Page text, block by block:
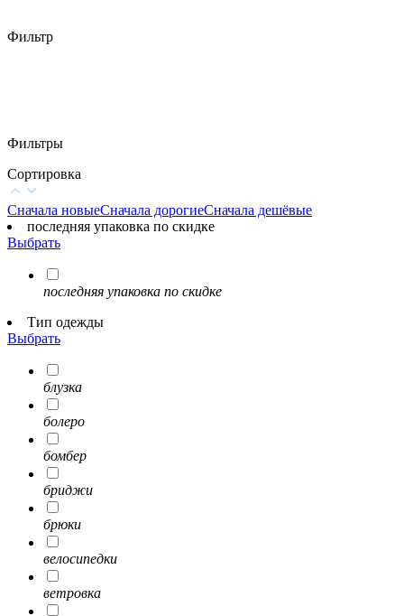
Фильтр
Фильтры
Сортировка
Сначала новыеСначала дорогиеСначала дешёвые
последняя упаковка по скидке
Выбрать
последняя упаковка по скидке
Тип одежды
Выбрать
блузка
болеро
бомбер
бриджи
брюки
велосипедки
ветровка